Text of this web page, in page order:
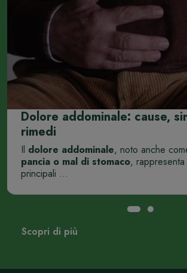
Dolore addominale: cause,
rimedi
Il dolore addominale, noto anche
pancia o mal di stomaco,
principali ...
Scopri di più